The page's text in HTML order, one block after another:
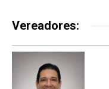
Vereadores: